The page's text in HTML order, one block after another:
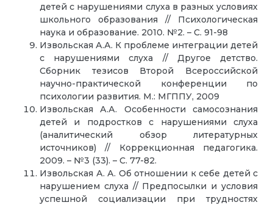
детей с нарушениями слуха в разных условиях
школьного образования // Психологическая
наука и образование. 2010. №2. – C. 91-98
Извольская А.А. К проблеме интеграции детей
с нарушениями слуха // Другое детство.
Сборник тезисов Второй Всероссийской
научно-практической конференции по
психологии развития. М.: МГППУ, 2009
Извольская А.А. Особенности самосознания
детей и подростков с нарушениями слуха
(аналитический обзор литературных
источников) // Коррекционная педагогика.
2009. – №3 (33). – С. 77-82.
Извольская А. А. Об отношении к себе детей с
нарушением слуха // Предпосылки и условия
успешной социализации при трудностях